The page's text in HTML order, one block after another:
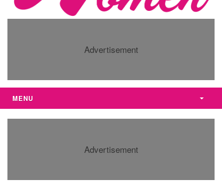
Advertisement
MENU
Advertisement